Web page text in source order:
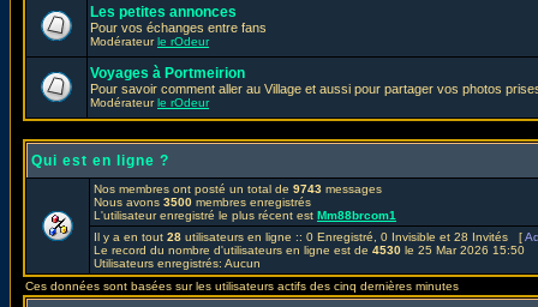
Les petites annonces
Pour vos échanges entre fans
Modérateurle rOdeur
Voyages à Portmeirion
Pour savoir comment aller au Village et aussi pour partager vos photos
Modérateurle rOdeur
Qui est en ligne ?
Nos membres ont posté un total de 9743 messages
Nous avons 3500 membres enregistrés
L'utilisateur enregistré le plus récent est Mm88brcom1
Il y a en tout 28 utilisateurs en ligne :: 0 Enregistré, 0 Invisible et 28 Invités [
Le record du nombre d'utilisateurs en ligne est de 4530 le 25 Mar 2026 15:50
Utilisateurs enregistrés: Aucun
Ces données sont basées sur les utilisateurs actifs des cinq dernières minutes